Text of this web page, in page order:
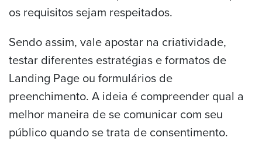
os requisitos sejam respeitados.
Sendo assim, vale apostar na criatividade,
testar diferentes estratégias e formatos de
Landing Page ou formulários de
preenchimento. A ideia é compreender qual a
melhor maneira de se comunicar com seu
público quando se trata de consentimento.